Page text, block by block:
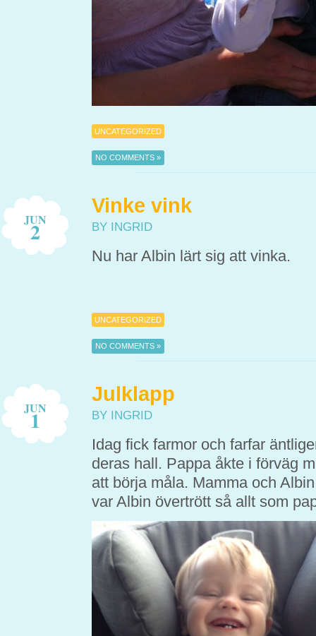
UNCATEGORIZED
NO COMMENTS »
JUN
2
Vinke vink
BY INGRID
Nu har Albin lärt sig att vinka.
UNCATEGORIZED
NO COMMENTS »
JUN
1
Julklapp
BY INGRID
Idag fick farmor och farfar
deras hall. Pappa åkte i förväg
att börja måla. Mamma och
var Albin övertrött så allt som